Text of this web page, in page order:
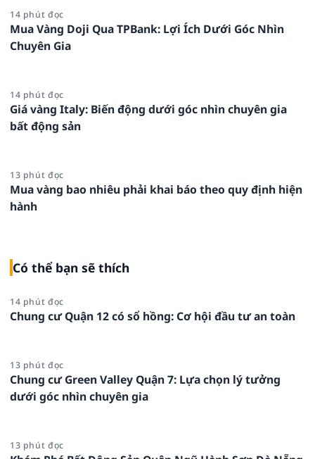
14 phút đọc
Mua Vàng Doji Qua TPBank: Lợi Ích Dưới Góc Nhìn
Chuyên Gia
14 phút đọc
Giá vàng Italy: Biến động dưới góc nhìn chuyên gia
bất động sản
13 phút đọc
Mua vàng bao nhiêu phải khai báo theo quy định hiện
hành
Có thể bạn sẽ thích
14 phút đọc
Chung cư Quận 12 có sổ hồng: Cơ hội đầu tư an toàn
13 phút đọc
Chung cư Green Valley Quận 7: Lựa chọn lý tưởng
dưới góc nhìn chuyên gia
13 phút đọc